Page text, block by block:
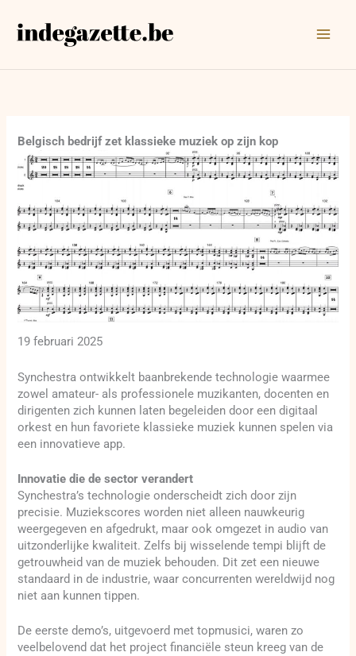
naar
Belgisch bedrijf zet klassieke muziek op zijn kop
19 februari 2025
Synchestra ontwikkelt baanbrekende technologie waarmee
zowel amateur- als professionele muzikanten, docenten en
dirigenten zich kunnen laten begeleiden door een digitaal
orkest en hun favoriete klassieke muziek kunnen spelen via
een innovatieve app.
Innovatie die de sector verandert
Synchestra’s technologie onderscheidt zich door zijn
precisie. Muziekscores worden niet alleen nauwkeurig
weergegeven en afgedrukt, maar ook omgezet in audio van
uitzonderlijke kwaliteit. Zelfs bij wisselende tempi blijft de
getrouwheid van de muziek behouden. Dit zet een nieuwe
standaard in de industrie, waar concurrenten wereldwijd nog
niet aan kunnen tippen.
De eerste demo’s, uitgevoerd met topmusici, waren zo
veelbelovend dat het project financiële steun kreeg van de